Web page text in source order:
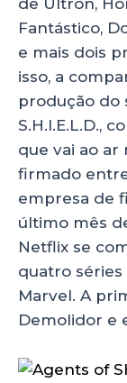
de Ultron,
Fantástico,
e mais dois
isso, a
produção do
S.H.I.E.L.D.,
que vai ao ar
firmado
empresa de
último mês
Netflix se
quatro séries
Marvel. A
Demolidor e